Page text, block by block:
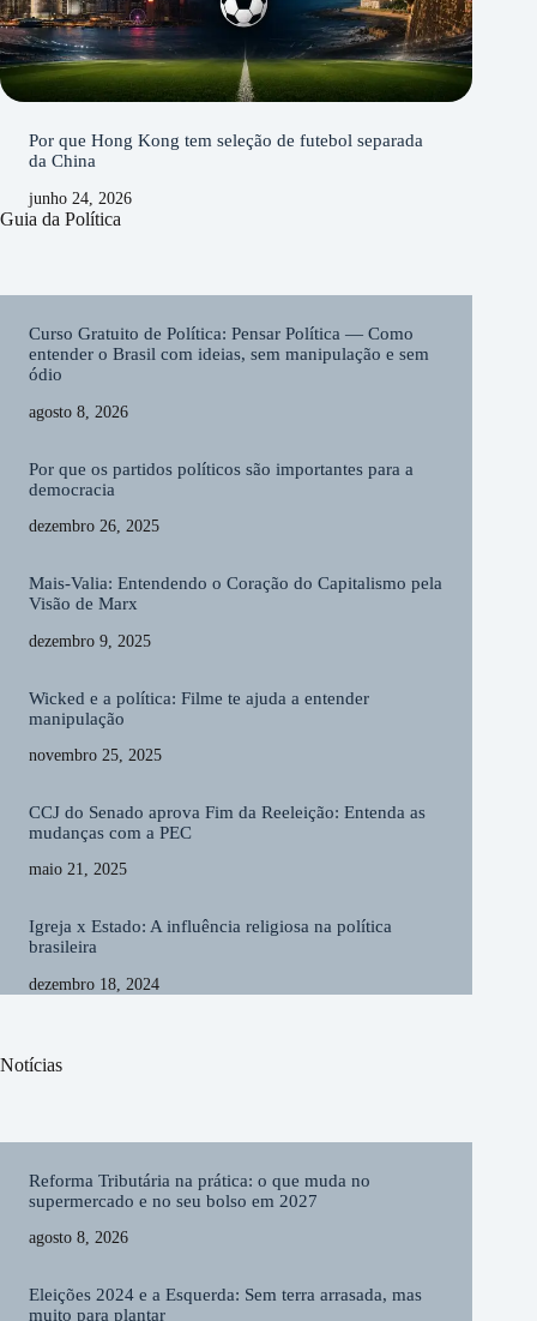
Por que Hong Kong tem seleção de futebol separada
da China
junho 24, 2026
Guia da Política
Curso Gratuito de Política: Pensar Política — Como
entender o Brasil com ideias, sem manipulação e sem
ódio
agosto 8, 2026
Por que os partidos políticos são importantes para a
democracia
dezembro 26, 2025
Mais-Valia: Entendendo o Coração do Capitalismo pela
Visão de Marx
dezembro 9, 2025
Wicked e a política: Filme te ajuda a entender
manipulação
novembro 25, 2025
CCJ do Senado aprova Fim da Reeleição: Entenda as
mudanças com a PEC
maio 21, 2025
Igreja x Estado: A influência religiosa na política
brasileira
dezembro 18, 2024
Notícias
Reforma Tributária na prática: o que muda no
supermercado e no seu bolso em 2027
agosto 8, 2026
Eleições 2024 e a Esquerda: Sem terra arrasada, mas
muito para plantar